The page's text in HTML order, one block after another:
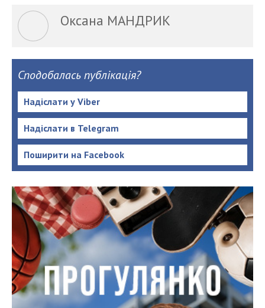
Оксана МАНДРИК
Сподобалась публікація?
Надіслати у Viber
Надіслати в Telegram
Поширити на Facebook